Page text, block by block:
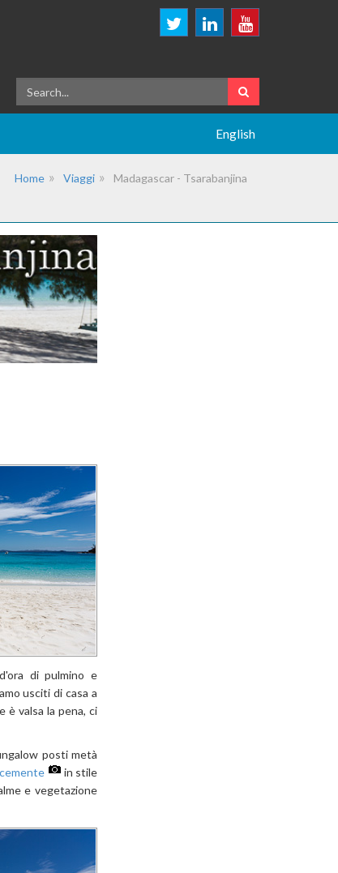
English
Home Viaggi Madagascar - Tsarabanjina
di pulmino e
usciti di casa a
è valsa la pena, ci
posti metà
in stile
e vegetazione